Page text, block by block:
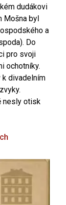
dudákovi
Mošna byl
a
Do
pro svoji
ochotníky.
divadelním
nesly otisk